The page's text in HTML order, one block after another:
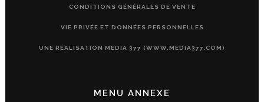
CONDITIONS GÉNÉRALES DE VENTE
VIE PRIVÉE ET DONNÉES PERSONNELLES
UNE RÉALISATION MEDIA 377 (WWW.MEDIA377.COM)
MENU ANNEXE